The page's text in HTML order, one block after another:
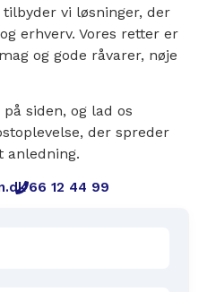
vi løsninger, der
erhverv. Vores retter er
og gode råvarer, nøje
siden, og lad os
der spreder
anledning.
66 12 44 99